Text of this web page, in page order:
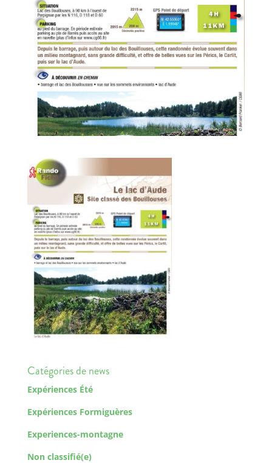
Catégories de news
Expériences Été
Expériences Formiguères
Experiences-montagne
Non classifié(e)